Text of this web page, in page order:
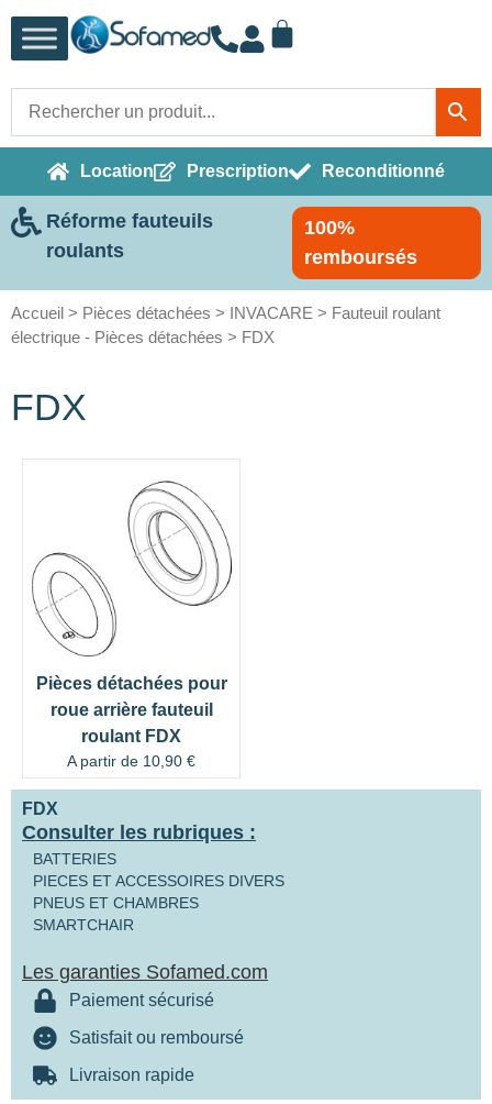
Location Prescription Reconditionné
Réforme fauteuils
roulants
100%
remboursés
Accueil > Pièces détachées > INVACARE > Fauteuil roulant
électrique - Pièces détachées > FDX
FDX
FDX
Consulter les rubriques :
BATTERIES
PIECES ET ACCESSOIRES DIVERS
PNEUS ET CHAMBRES
SMARTCHAIR
Les garanties Sofamed.com
Paiement sécurisé
Satisfait ou remboursé
Livraison rapide
Pièces détachées pour
roue arrière fauteuil
roulant FDX
A partir de 10,90 €